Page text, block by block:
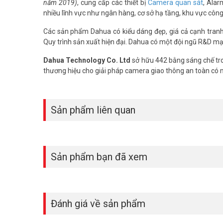
Camera Auto Tracking Dahua hoạt
Hệ thống AI ưu tiên bám theo đối tượng đầu tiên kích
quay về vị trí preset hoặc tiếp tục tuần tra theo hành
Camera PTZ hồng ngoại 250m có nhìn
Có, hồng ngoại 250m cho hình ảnh rõ trong bóng tối
Camera PTZ Dahua DH-
Vũ Hoàng Telecom có dịch vụ lắp đặt
Có, đội kỹ thuật Vũ Hoàng Telecom lắp đặt, cài đặt
Camera PTZ Dahua DH-SD6CE225DB-HNY bám theo
IK10, AI phân tích người và xe theo thời gian thực. Gọi
bạn. Tham khảo thêm thông tin tại
năm 2019), cung cấp các thiết bị Camera quan sát,
nhiều lĩnh vực như ngân hàng, cơ sở hạ tầng, khu vực công
Các sản phẩm Dahua có kiểu dáng đẹp, giá cả cạnh
Quy trình sản xuất hiện đại. Dahua có một đội ngũ R&D
Dahua Technology Co. Ltd sở hữu 442 bằng sáng chế
thương hiệu cho giải pháp camera giao thông an toàn có
Sản phẩm liên quan
Sản phẩm bạn đã xem
Đánh giá về sản phẩm